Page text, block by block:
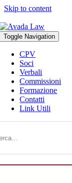
Skip to content
Toggle Navigation
CPV
Soci
Verbali
Commissioni
Formazione
Contatti
Link Utili